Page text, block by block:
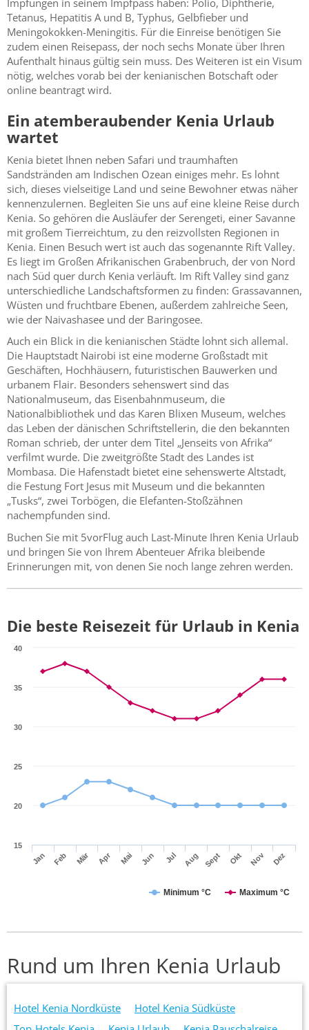
Impfungen in seinem Impfpass haben: Polio, Diphtherie,
Tetanus, Hepatitis A und B, Typhus, Gelbfieber und
Meningokokken-Meningitis. Für die Einreise benötigen Sie
zudem einen Reisepass, der noch sechs Monate über Ihren
Aufenthalt hinaus gültig sein muss. Des Weiteren ist ein Visum
nötig, welches vorab bei der kenianischen Botschaft oder
online beantragt wird.
Ein atemberaubender Kenia Urlaub
wartet
Kenia bietet Ihnen neben Safari und traumhaften
Sandstränden am Indischen Ozean einiges mehr. Es lohnt
sich, dieses vielseitige Land und seine Bewohner etwas näher
kennenzulernen. Begleiten Sie uns auf eine kleine Reise durch
Kenia. So gehören die Ausläufer der Serengeti, einer Savanne
mit großem Tierreichtum, zu den reizvollsten Regionen in
Kenia. Einen Besuch wert ist auch das sogenannte Rift Valley.
Es liegt im Großen Afrikanischen Grabenbruch, der von Nord
nach Süd quer durch Kenia verläuft. Im Rift Valley sind ganz
unterschiedliche Landschaftsformen zu finden: Grassavannen,
Wüsten und fruchtbare Ebenen, außerdem zahlreiche Seen,
wie der Naivashasee und der Baringosee.
Auch ein Blick in die kenianischen Städte lohnt sich allemal.
Die Hauptstadt Nairobi ist eine moderne Großstadt mit
Geschäften, Hochhäusern, futuristischen Bauwerken und
urbanem Flair. Besonders sehenswert sind das
Nationalmuseum, das Eisenbahnmuseum, die
Nationalbibliothek und das Karen Blixen Museum, welches
das Leben der dänischen Schriftstellerin, die den bekannten
Roman schrieb, der unter dem Titel „Jenseits von Afrika“
verfilmt wurde. Die zweitgrößte Stadt des Landes ist
Mombasa. Die Hafenstadt bietet eine sehenswerte Altstadt,
die Festung Fort Jesus mit Museum und die bekannten
„Tusks“, zwei Torbögen, die Elefanten-Stoßzähnen
nachempfunden sind.
Buchen Sie mit 5vorFlug auch Last-Minute Ihren Kenia Urlaub
und bringen Sie von Ihrem Abenteuer Afrika bleibende
Erinnerungen mit, von denen Sie noch lange zehren werden.
Die beste Reisezeit für Urlaub in Kenia
Minimum °C Maximum °C
Jan Feb Mär Apr Mai Jun Jul Aug Sept Okt Nov Dez
15
20
25
30
35
40
Rund um Ihren Kenia Urlaub
Hotel Kenia Nordküste
Hotel Kenia Südküste